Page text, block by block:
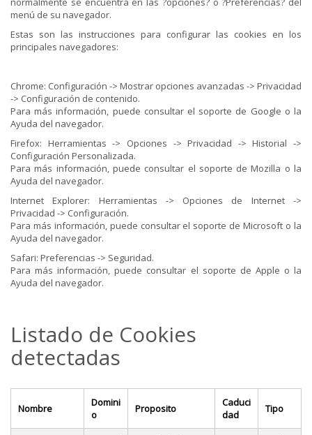
menú de su navegador.
Estas son las instrucciones para configurar las cookies en los
principales navegadores:
Chrome: Configuración -> Mostrar opciones avanzadas -> Privacidad
-> Configuración de contenido.
Para más información, puede consultar el soporte de Google o la
Ayuda del navegador.
Firefox: Herramientas -> Opciones -> Privacidad -> Historial ->
Configuración Personalizada.
Para más información, puede consultar el soporte de Mozilla o la
Ayuda del navegador.
Internet Explorer: Herramientas -> Opciones de Internet ->
Privacidad -> Configuración.
Para más información, puede consultar el soporte de Microsoft o la
Ayuda del navegador.
Safari: Preferencias -> Seguridad.
Para más información, puede consultar el soporte de Apple o la
Ayuda del navegador.
Listado de Cookies
detectadas
Nombre
Domini
o
Proposito
Caduci
dad
Tipo